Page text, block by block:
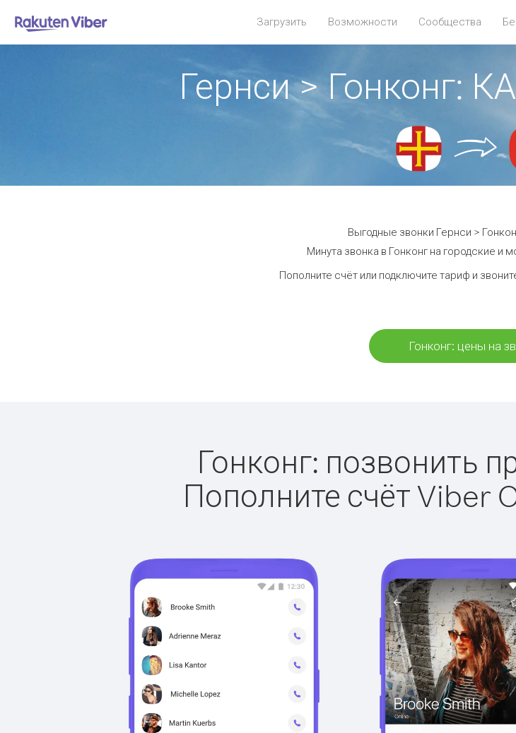
Загрузить Возможности Сообщества
Гернси > Гонконг:
Выгодные звонки Гернси >
Минута звонка в Гонконг на городские и
Пополните счёт или подключите тариф и
Гонконг: цены на
Гонконг: позвонить
Пополните счёт Viber